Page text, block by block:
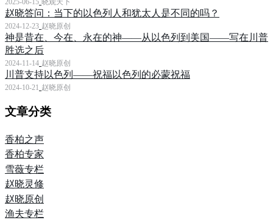
赵晓答问：当下的以色列人和犹太人是不同的吗？
2024-12-23 赵晓原创
神是昔在、今在、永在的神——从以色列到美国——写在川普
胜选之后
2024-11-14 赵晓原创
川普支持以色列——祝福以色列的必蒙祝福
2024-10-21 赵晓原创
文章分类
香柏之声
香柏专家
雪薇专栏
赵晓灵修
赵晓原创
渔夫专栏